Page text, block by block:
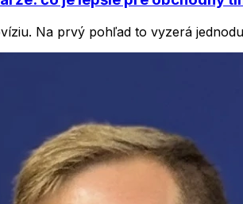
Na prvý pohľad to vyzerá